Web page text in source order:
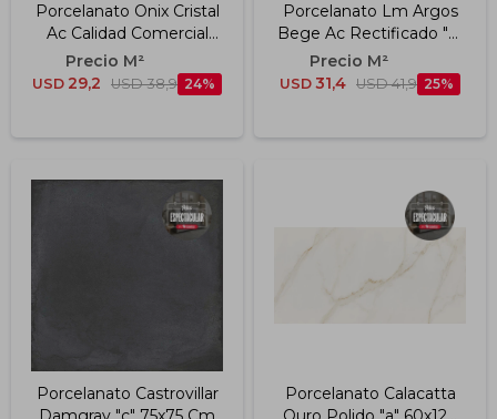
Porcelanato Onix Cristal
Ac Calidad Comercial
60x120 Cm
USD 29,2 USD 38,9 24
Porcelanato Lm Argos
Bege Ac Rectificado "a"
90x90 Cm
USD 31,4 USD 41,9 25
Porcelanato Castrovillar
Porcelanato Calacatta